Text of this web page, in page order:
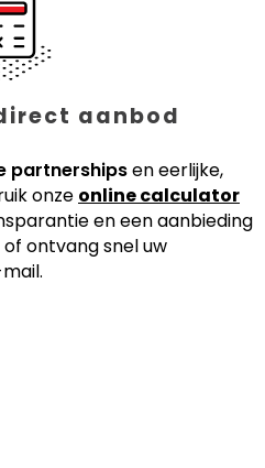
aanbod
partnershipsen eerlijke,
onze online calculator
en een aanbieding
ontvang snel uw